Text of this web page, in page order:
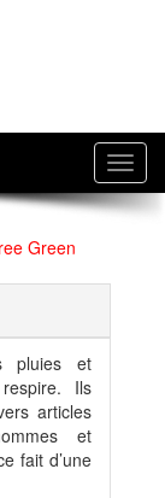
Green
pluies et
Ils
articles
et
fait d’une